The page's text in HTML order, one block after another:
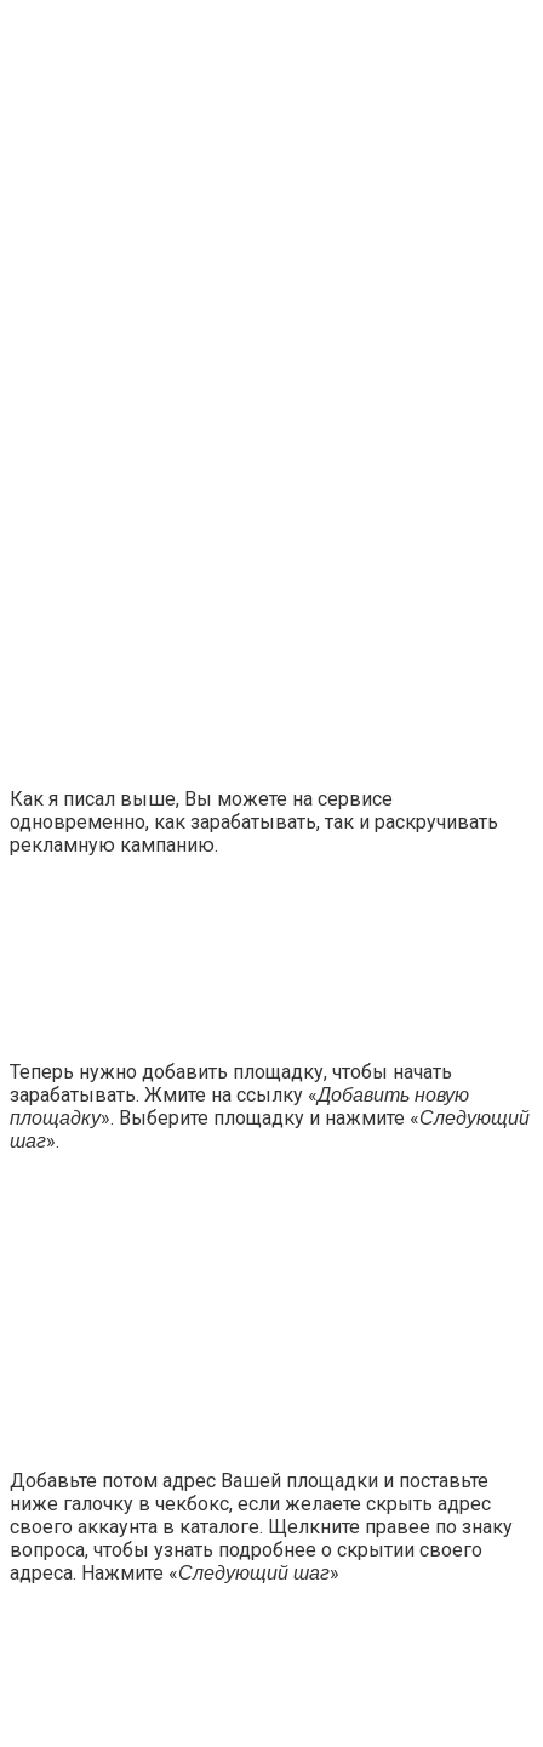
Как я писал выше, Вы можете на сервисе
одновременно, как зарабатывать, так и раскручивать
рекламную кампанию.
Теперь нужно добавить площадку, чтобы начать
зарабатывать. Жмите на ссылку «Добавить новую
площадку». Выберите площадку и нажмите «Следующий
шаг».
Добавьте потом адрес Вашей площадки и поставьте
ниже галочку в чекбокс, если желаете скрыть адрес
своего аккаунта в каталоге. Щелкните правее по знаку
вопроса, чтобы узнать подробнее о скрытии своего
адреса. Нажмите «Следующий шаг»